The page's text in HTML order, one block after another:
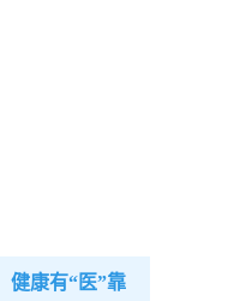
健康有“医”靠